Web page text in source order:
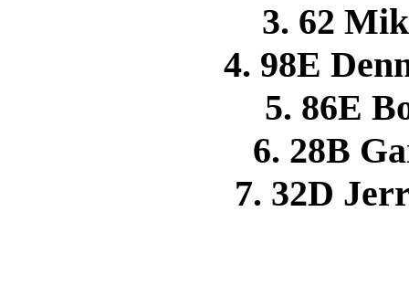
3. 62
4. 98E
5. 86E
6. 28B
7. 32D